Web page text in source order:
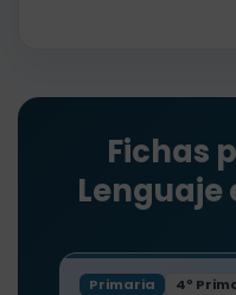
Fichas
Lenguaje
Primaria 4º